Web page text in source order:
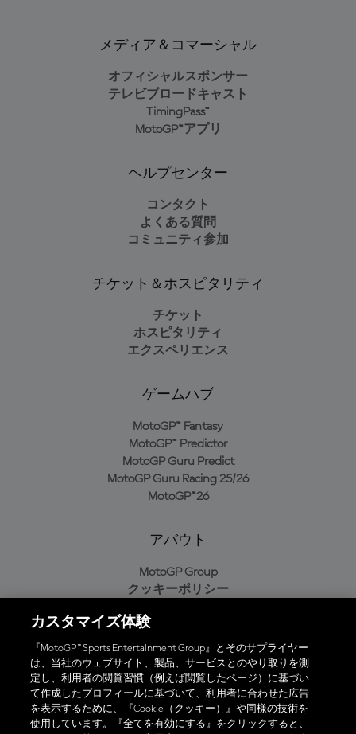
メディア＆コマーシャル
オフィシャルスポンサー
テレビブロードキャスト
TimingPass™
MotoGP™アプリ
ヘルプセンター
コンタクト
よくある質問
コミュニティ参加
チケット＆ホスピタリティ
チケット
ホスピタリティ
エクスペリエンス
ゲームハブ
MotoGP™ Fantasy
MotoGP™ Predictor
MotoGP Guru Predict
MotoGP Guru Racing 25/26
MotoGP™26
アバウト
MotoGP Group
クッキーポリシー
プライバシーポリシー
購入ポリシー
オフィシャルアプリ
カスタマイズ体験
『MotoGP™ Sports Entertainment Group』とそのサプライヤー
は、当社のウェブサイト、製品、サービスとのやり取りを測
定し、利用者の閲覧習慣（例えば閲覧したページ）に基づい
て作成したプロフィールに基づいて、利用者に合わせた広告
を表示するために、『Cookie（クッキー）』や同様の技術を
使用しています。『全てを有効にする』をクリックすると、